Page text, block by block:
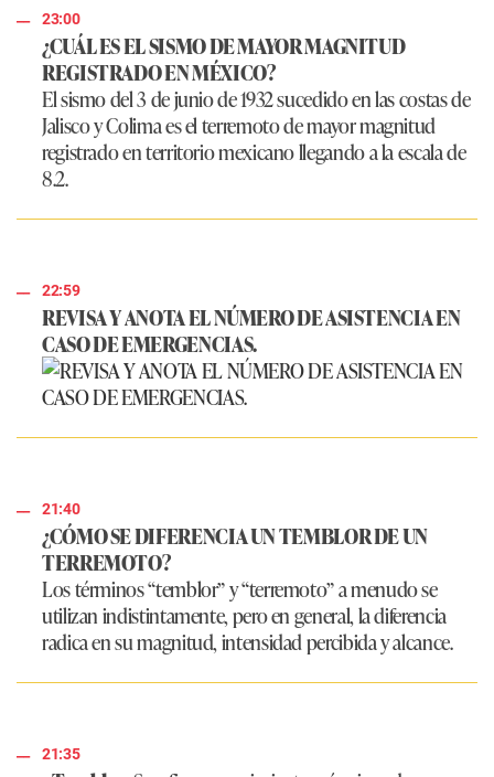
23:00
¿CUÁL ES EL SISMO DE MAYOR MAGNITUD
REGISTRADO EN MÉXICO?
El sismo del 3 de junio de 1932 sucedido en las costas de
Jalisco y Colima es el terremoto de mayor magnitud
registrado en territorio mexicano llegando a la escala de
8.2.
22:59
REVISA Y ANOTA EL NÚMERO DE ASISTENCIA EN
CASO DE EMERGENCIAS.
21:40
¿CÓMO SE DIFERENCIA UN TEMBLOR DE UN
TERREMOTO?
Los términos “temblor” y “terremoto” a menudo se
utilizan indistintamente, pero en general, la diferencia
radica en su magnitud, intensidad percibida y alcance.
21:35